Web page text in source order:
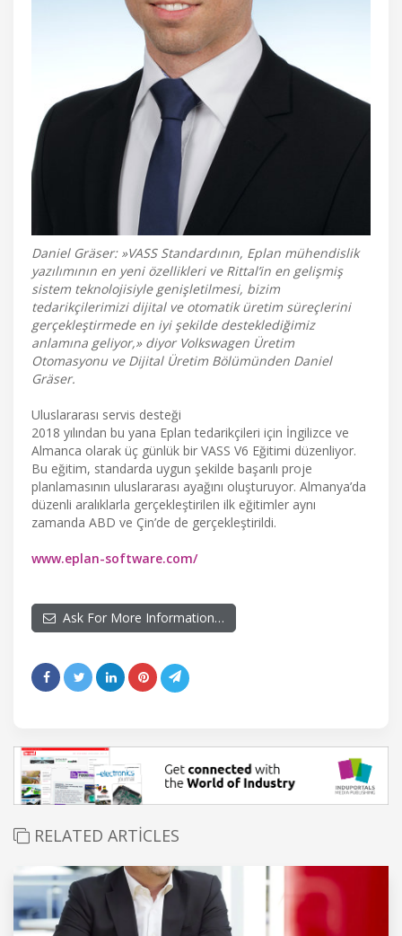
Daniel Gräser: »VASS Standardının, Eplan mühendislik
yazılımının en yeni özellikleri ve Rittal’in en gelişmiş
sistem teknolojisiyle genişletilmesi, bizim
tedarikçilerimizi dijital ve otomatik üretim süreçlerini
gerçekleştirmede en iyi şekilde desteklediğimiz
anlamına geliyor,» diyor Volkswagen Üretim
Otomasyonu ve Dijital Üretim Bölümünden Daniel
Gräser.
Uluslararası servis desteği
2018 yılından bu yana Eplan tedarikçileri için İngilizce ve
Almanca olarak üç günlük bir VASS V6 Eğitimi düzenliyor.
Bu eğitim, standarda uygun şekilde başarılı proje
planlamasının uluslararası ayağını oluşturuyor. Almanya’da
düzenli aralıklarla gerçekleştirilen ilk eğitimler aynı
zamanda ABD ve Çin’de de gerçekleştirildi.
www.eplan-software.com/
Ask For More Information…
RELATED ARTICLES